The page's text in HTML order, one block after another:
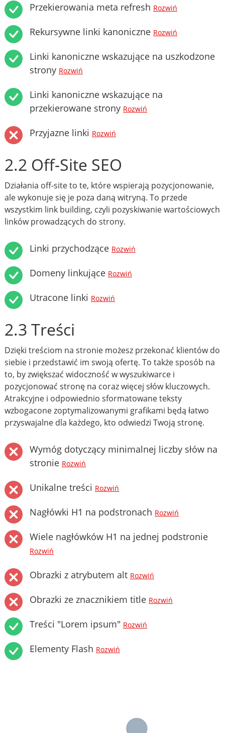
Przekierowania meta refresh Rozwiń
Rekursywne linki kanoniczne Rozwiń
Linki kanoniczne wskazujące na uszkodzone
strony Rozwiń
Linki kanoniczne wskazujące na
przekierowane strony Rozwiń
Przyjazne linki Rozwiń
2.2 Off-Site SEO
Działania off-site to te, które wspierają pozycjonowanie,
ale wykonuje się je poza daną witryną. To przede
wszystkim link building, czyli pozyskiwanie wartościowych
linków prowadzących do strony.
Linki przychodzące Rozwiń
Domeny linkujące Rozwiń
Utracone linki Rozwiń
2.3 Treści
Dzięki treściom na stronie możesz przekonać klientów do
siebie i przedstawić im swoją ofertę. To także sposób na
to, by zwiększać widoczność w wyszukiwarce i
pozycjonować stronę na coraz więcej słów kluczowych.
Atrakcyjne i odpowiednio sformatowane teksty
wzbogacone zoptymalizowanymi grafikami będą łatwo
przyswajalne dla każdego, kto odwiedzi Twoją stronę.
Wymóg dotyczący minimalnej liczby słów na
stronie Rozwiń
Unikalne treści Rozwiń
Nagłówki H1 na podstronach Rozwiń
Wiele nagłówków H1 na jednej podstronie
Rozwiń
Obrazki z atrybutem alt Rozwiń
Obrazki ze znacznikiem title Rozwiń
Treści "Lorem ipsum" Rozwiń
Elementy Flash Rozwiń